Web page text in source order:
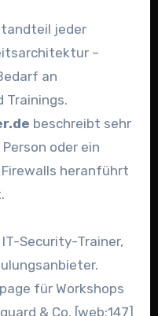
jeder
–
an
Trainings.
beschreibt sehr
oder ein
heranführt
Security-Trainer,
für Workshops
& Co. [web:147]